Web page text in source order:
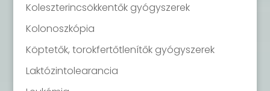
Koleszterincsökkentők gyógyszerek
Kolonoszkópia
Köptetők, torokfertőtlenítők gyógyszerek
Laktózintolearancia